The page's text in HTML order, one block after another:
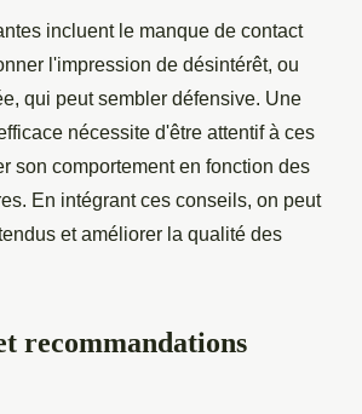
incluent le manque de contact
l'impression de désintérêt, ou
qui peut sembler défensive. Une
nécessite d'être attentif à ces
son comportement en fonction des
En intégrant ces conseils, on peut
et améliorer la qualité des
recommandations